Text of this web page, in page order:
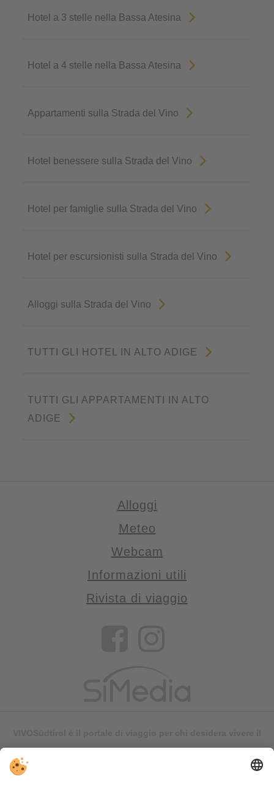
Hotel a 3 stelle nella Bassa Atesina
Hotel a 4 stelle nella Bassa Atesina
Appartamenti sulla Strada del Vino
Hotel benessere sulla Strada del Vino
Hotel per famiglie sulla Strada del Vino
Hotel per escursionisti sulla Strada del Vino
Alloggi sulla Strada del Vino
TUTTI GLI HOTEL IN ALTO ADIGE
TUTTI GLI APPARTAMENTI IN ALTO
ADIGE
Alloggi
Meteo
Webcam
Informazioni utili
Rivista di viaggio